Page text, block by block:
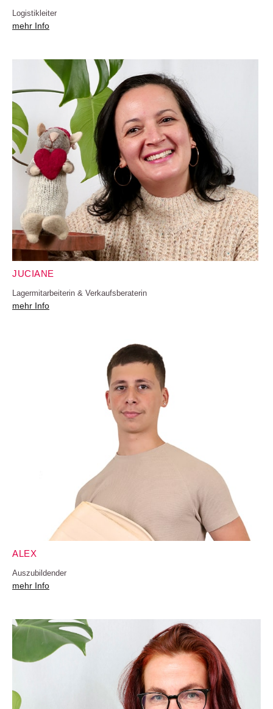
Logistikleiter
mehr Info
JUCIANE
Lagermitarbeiterin & Verkaufsberaterin
mehr Info
ALEX
Auszubildender
mehr Info